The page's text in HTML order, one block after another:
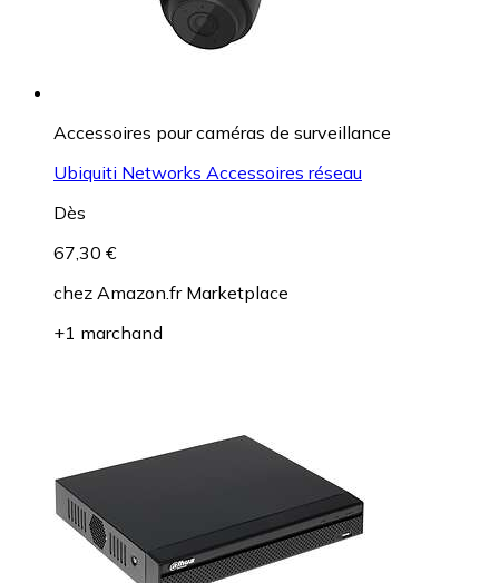
Accessoires pour caméras de surveillance
Ubiquiti Networks Accessoires réseau
Dès
67,30 €
chez Amazon.fr Marketplace
+1 marchand